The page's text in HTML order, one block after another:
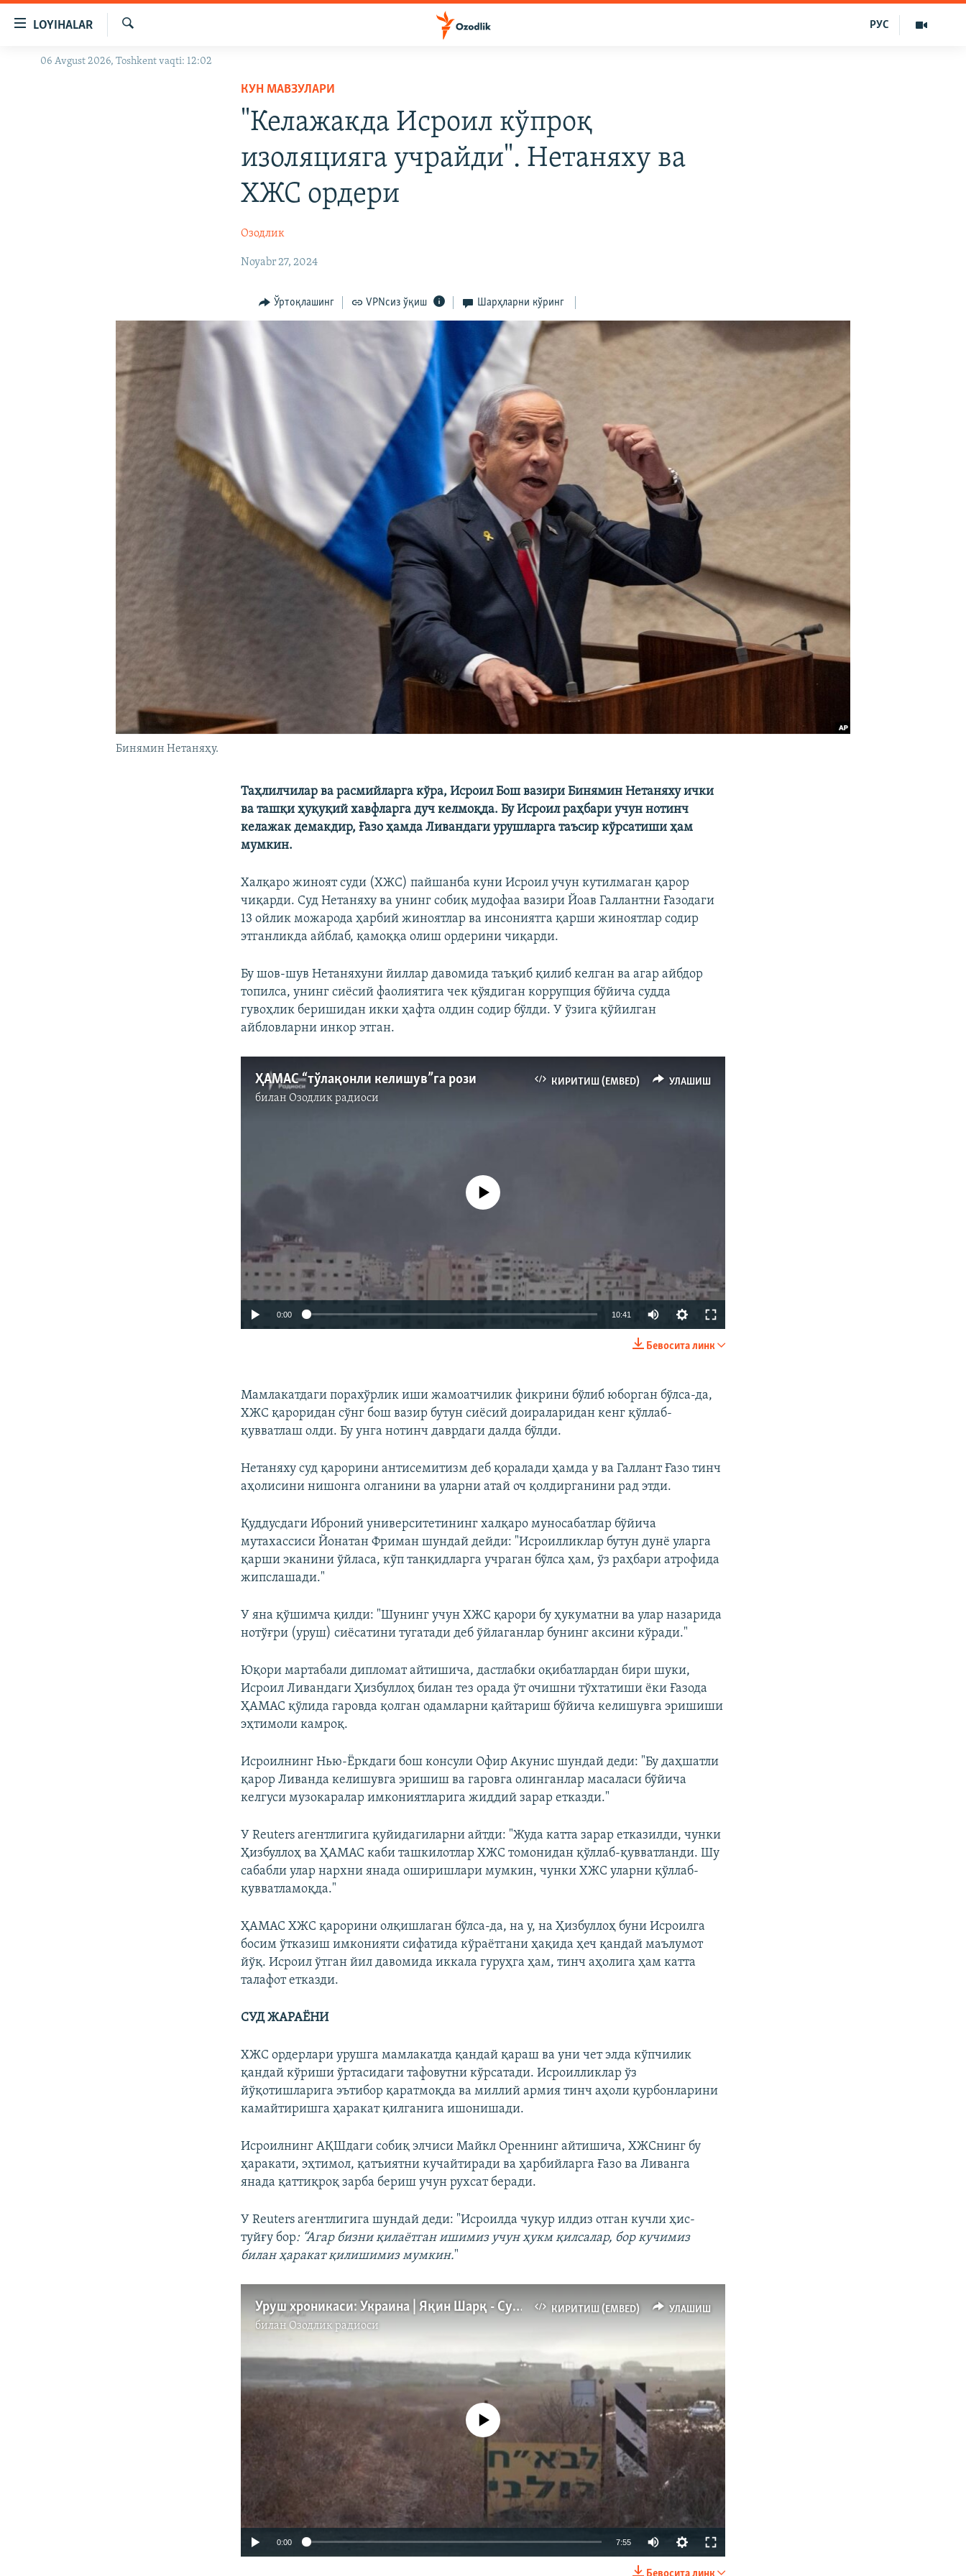
Бош
LOYIHALAR
OZODLIK SURISHTIRUVLARI
Излаш
РУС
06 Avgust 2026, Toshkent vaqti: 12:02
КУН МАВЗУЛАРИ
"Келажакда Исроил кўпроқ
изоляцияга учрайди". Нетаняху ва
ХЖС ордери
Озодлик
Noyabr 27, 2024
Ўртоқлашинг VPNсиз ўқиш Шарҳларни кўринг
Бинямин Нетаняҳу.
Таҳлилчилар ва расмийларга кўра, Исроил Бош вазири Бинямин Нетаняху ички
ва ташқи ҳуқуқий хавфларга дуч келмоқда. Бу Исроил раҳбари учун нотинч
келажак демакдир, Ғазо ҳамда Ливандаги урушларга таъсир кўрсатиши ҳам
мумкин.
Халқаро жиноят суди (ХЖС) пайшанба куни Исроил учун кутилмаган қарор
чиқарди. Суд Нетаняху ва унинг собиқ мудофаа вазири Йоав Галлантни Ғазодаги
13 ойлик можарода ҳарбий жиноятлар ва инсониятга қарши жиноятлар содир
этганликда айблаб, қамоққа олиш ордерини чиқарди.
Бу шов-шув Нетаняхуни йиллар давомида таъқиб қилиб келган ва агар айбдор
топилса, унинг сиёсий фаолиятига чек қўядиган коррупция бўйича судда
гувоҳлик беришидан икки ҳафта олдин содир бўлди. У ўзига қўйилган
айбловларни инкор этган.
КИРИТИШ (EMBED) УЛАШИШ
ҲАМАС “тўлақонли келишув”га рози
биланОзодлик радиоси
Auto 240p 360p
720p 1080p
Айни дамда медиа-манба мавжуд эмас
0:00 10:41
480p
720p
Бевосита линк
Мамлакатдаги порахўрлик иши жамоатчилик фикрини бўлиб юборган бўлса-да,
ХЖС қароридан сўнг бош вазир бутун сиёсий доираларидан кенг қўллаб-
қувватлаш олди. Бу унга нотинч даврдаги далда бўлди.
Нетаняху суд қарорини антисемитизм деб қоралади ҳамда у ва Галлант Ғазо тинч
аҳолисини нишонга олганини ва уларни атай оч қолдирганини рад этди.
Қуддусдаги Иброний университетининг халқаро муносабатлар бўйича
мутахассиси Йонатан Фриман шундай дейди: "Исроилликлар бутун дунё уларга
қарши эканини ўйласа, кўп танқидларга учраган бўлса ҳам, ўз раҳбари атрофида
жипслашади."
У яна қўшимча қилди: "Шунинг учун ХЖС қарори бу ҳукуматни ва улар назарида
нотўғри (уруш) сиёсатини тугатади деб ўйлаганлар бунинг аксини кўради."
Юқори мартабали дипломат айтишича, дастлабки оқибатлардан бири шуки,
Исроил Ливандаги Ҳизбуллоҳ билан тез орада ўт очишни тўхтатиши ёки Ғазода
ҲАМАС қўлида гаровда қолган одамларни қайтариш бўйича келишувга эришиши
эҳтимоли камроқ.
Исроилнинг Нью-Ёркдаги бош консули Офир Акунис шундай деди: "Бу даҳшатли
қарор Ливанда келишувга эришиш ва гаровга олинганлар масаласи бўйича
келгуси музокаралар имкониятларига жиддий зарар етказди."
У Reuters агентлигига қуйидагиларни айтди: "Жуда катта зарар етказилди, чунки
Ҳизбуллоҳ ва ҲАМАС каби ташкилотлар ХЖС томонидан қўллаб-қувватланди. Шу
сабабли улар нархни янада оширишлари мумкин, чунки ХЖС уларни қўллаб-
қувватламоқда."
ҲАМАС ХЖС қарорини олқишлаган бўлса-да, на у, на Ҳизбуллоҳ буни Исроилга
босим ўтказиш имконияти сифатида кўраётгани ҳақида ҳеч қандай маълумот
йўқ. Исроил ўтган йил давомида иккала гуруҳга ҳам, тинч аҳолига ҳам катта
талафот етказди.
СУД ЖАРАЁНИ
ХЖС ордерлари урушга мамлакатда қандай қараш ва уни чет элда кўпчилик
қандай кўриши ўртасидаги тафовутни кўрсатади. Исроилликлар ўз
йўқотишларига эътибор қаратмоқда ва миллий армия тинч аҳоли қурбонларини
камайтиришга ҳаракат қилганига ишонишади.
Исроилнинг АҚШдаги собиқ элчиси Майкл Ореннинг айтишича, ХЖСнинг бу
ҳаракати, эҳтимол, қатъиятни кучайтиради ва ҳарбийларга Ғазо ва Ливанга
янада қаттиқроқ зарба бериш учун рухсат беради.
У Reuters агентлигига шундай деди: "Исроилда чуқур илдиз отган кучли ҳис-
туйғу бор: “Агар бизни қилаётган ишимиз учун ҳукм қилсалар, бор кучимиз
билан ҳаракат қилишимиз мумкин."
КИРИТИШ (EMBED) УЛАШИШ
Уруш хроникаси: Украина | Яқин Шарқ - Сурияга Ливандан қочқинлар оқими
билан Озодлик радиоси
Айни дамда медиа-манба мавжуд эмас
0:00 7:55
Бевосита линк